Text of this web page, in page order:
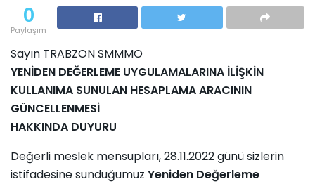
0
Paylaşım
Sayın TRABZON SMMMO
YENİDEN DEĞERLEME UYGULAMALARINA İLİŞKİN
KULLANIMA SUNULAN HESAPLAMAARACININ
GÜNCELLENMESİ
HAKKINDA DUYURU
Değerli meslek mensupları, 28.11.2022 günü sizlerin
istifadesine sunduğumuz Yeniden Değerleme